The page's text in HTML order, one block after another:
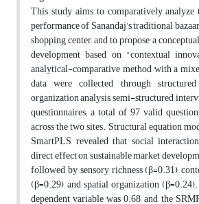
This study aims to comparatively
performance of Sanandaj’s traditional
shopping center, and to propose a
development based on "contextual
analytical-comparative method with a
data were collected through
organization analysis, semi-structured
questionnaires; a total of 97 valid
across the two sites. Structural equation
SmartPLS revealed that social
direct effect on sustainable market
followed by sensory richness (β=0.31),
(β=0.29), and spatial organization
dependent variable was 0.68, and the